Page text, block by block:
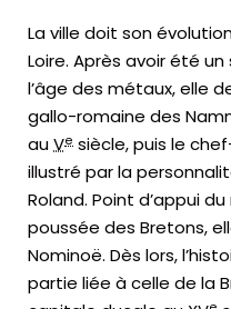
La ville doit son
Loire. Après avoir été
l’âge des métaux, elle
gallo-romaine des
auVe siècle, puis le
illustré par la
Roland. Point d’appui
poussée des Bretons,
Nominoë. Dès lors,
partie liée à celle de la